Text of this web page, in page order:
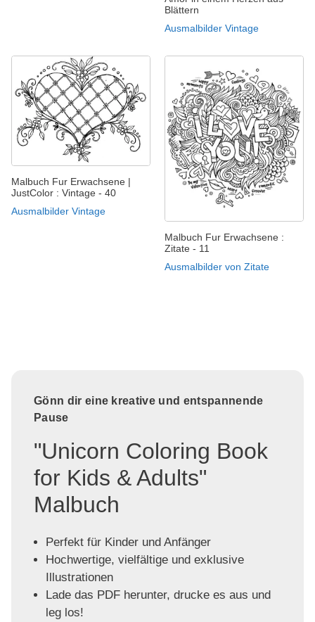
Blättern
Ausmalbilder Vintage
Malbuch Fur Erwachsene |
JustColor : Vintage - 40
Ausmalbilder Vintage
Malbuch Fur Erwachsene :
Zitate - 11
Ausmalbilder von Zitate
Gönn dir eine kreative und entspannende
Pause
"Unicorn Coloring Book
for Kids & Adults"
Malbuch
Perfekt für Kinder und Anfänger
Hochwertige, vielfältige und exklusive
Illustrationen
Lade das PDF herunter, drucke es aus und
leg los!